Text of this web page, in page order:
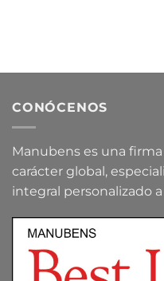
CONÓCENOS
Manubens es una
carácter global,
integral personalizado